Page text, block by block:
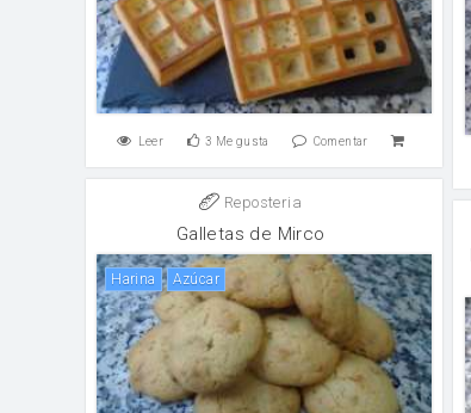
Leer 3 Me gusta Comentar
Reposteria
Galletas de Mirco
harina Azúcar